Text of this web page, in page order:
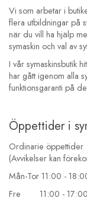
Vi som arbetar i
flera utbildningar på
när du vill ha hjälp
symaskin och val av
I vår symaskinsbutik
har gått igenom alla
funktionsgaranti på
Öppettider i
Ordinarie öppettider
(Avvikelser kan
Mån-Tor 11:00 -
Fre 11:00 - 17:00